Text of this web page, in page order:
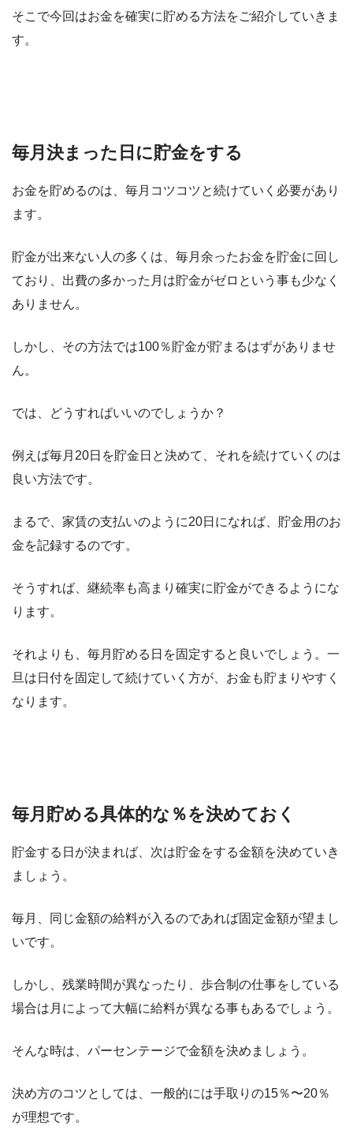
そこで今回はお金を確実に貯める方法をご紹介していきま
す。
毎月決まった日に貯金をする
お金を貯めるのは、毎月コツコツと続けていく必要があり
ます。
貯金が出来ない人の多くは、毎月余ったお金を貯金に回し
ており、出費の多かった月は貯金がゼロという事も少なく
ありません。
しかし、その方法では100％貯金が貯まるはずがありませ
ん。
では、どうすればいいのでしょうか？
例えば毎月20日を貯金日と決めて、それを続けていくのは
良い方法です。
まるで、家賃の支払いのように20日になれば、貯金用のお
金を記録するのです。
そうすれば、継続率も高まり確実に貯金ができるようにな
ります。
それよりも、毎月貯める日を固定すると良いでしょう。一
旦は日付を固定して続けていく方が、お金も貯まりやすく
なります。
毎月貯める具体的な％を決めておく
貯金する日が決まれば、次は貯金をする金額を決めていき
ましょう。
毎月、同じ金額の給料が入るのであれば固定金額が望まし
いです。
しかし、残業時間が異なったり、歩合制の仕事をしている
場合は月によって大幅に給料が異なる事もあるでしょう。
そんな時は、パーセンテージで金額を決めましょう。
決め方のコツとしては、一般的には手取りの15％〜20％
が理想です。